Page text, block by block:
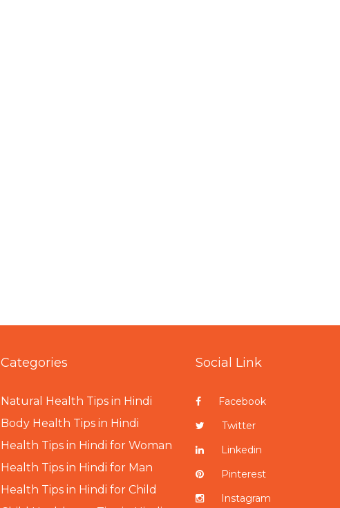
Categories
Natural Health Tips in Hindi
Body Health Tips in Hindi
Health Tips in Hindi for Woman
Health Tips in Hindi for Man
Health Tips in Hindi for Child
Social Link
Facebook
Twitter
Linkedin
Pinterest
Instagram